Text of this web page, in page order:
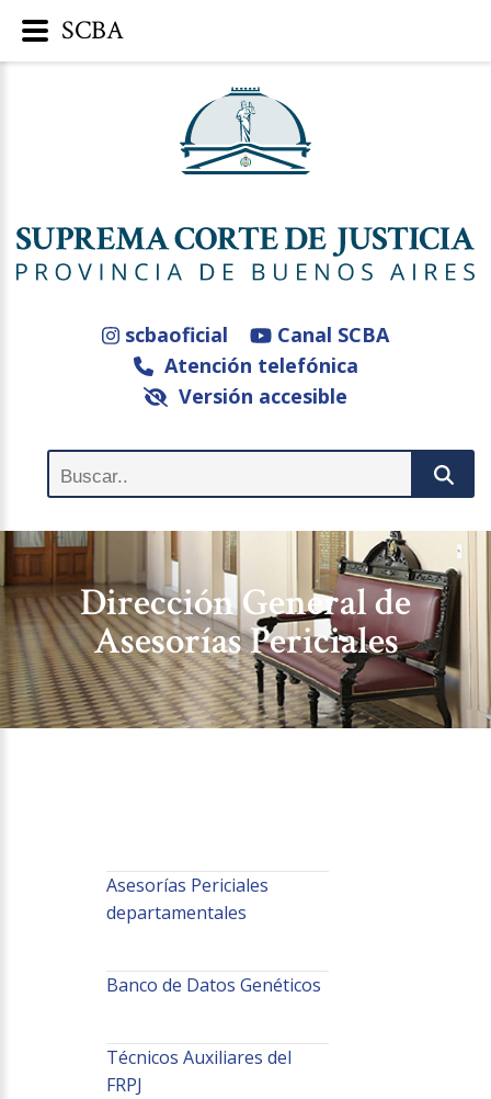
scbaoficial
Canal SCBA
Atención telefónica
Versión accesible
Dirección General de
Asesorías Periciales
Asesorías Periciales
departamentales
Banco de Datos Genéticos
Técnicos Auxiliares del
FRPJ
SCBA